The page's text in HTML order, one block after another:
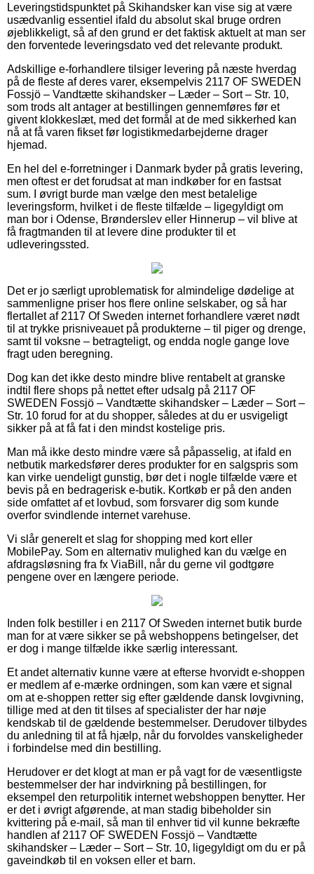
Leveringstidspunktet på Skihandsker kan vise sig at være
usædvanlig essentiel ifald du absolut skal bruge ordren
øjeblikkeligt, så af den grund er det faktisk aktuelt at man ser
den forventede leveringsdato ved det relevante produkt.
Adskillige e-forhandlere tilsiger levering på næste hverdag
på de fleste af deres varer, eksempelvis 2117 OF SWEDEN
Fossjö – Vandtætte skihandsker – Læder – Sort – Str. 10,
som trods alt antager at bestillingen gennemføres før et
givent klokkeslæt, med det formål at de med sikkerhed kan
nå at få varen fikset før logistikmedarbejderne drager
hjemad.
En hel del e-forretninger i Danmark byder på gratis levering,
men oftest er det forudsat at man indkøber for en fastsat
sum. I øvrigt burde man vælge den mest betalelige
leveringsform, hvilket i de fleste tilfælde – ligegyldigt om
man bor i Odense, Brønderslev eller Hinnerup – vil blive at
få fragtmanden til at levere dine produkter til et
udleveringssted.
Det er jo særligt uproblematisk for almindelige dødelige at
sammenligne priser hos flere online selskaber, og så har
flertallet af 2117 Of Sweden internet forhandlere været nødt
til at trykke prisniveauet på produkterne – til piger og drenge,
samt til voksne – betragteligt, og endda nogle gange love
fragt uden beregning.
Dog kan det ikke desto mindre blive rentabelt at granske
indtil flere shops på nettet efter udsalg på 2117 OF
SWEDEN Fossjö – Vandtætte skihandsker – Læder – Sort –
Str. 10 forud for at du shopper, således at du er usvigeligt
sikker på at få fat i den mindst kostelige pris.
Man må ikke desto mindre være så påpasselig, at ifald en
netbutik markedsfører deres produkter for en salgspris som
kan virke uendeligt gunstig, bør det i nogle tilfælde være et
bevis på en bedragerisk e-butik. Kortkøb er på den anden
side omfattet af et lovbud, som forsvarer dig som kunde
overfor svindlende internet varehuse.
Vi slår generelt et slag for shopping med kort eller
MobilePay. Som en alternativ mulighed kan du vælge en
afdragsløsning fra fx ViaBill, når du gerne vil godtgøre
pengene over en længere periode.
Inden folk bestiller i en 2117 Of Sweden internet butik burde
man for at være sikker se på webshoppens betingelser, det
er dog i mange tilfælde ikke særlig interessant.
Et andet alternativ kunne være at efterse hvorvidt e-shoppen
er medlem af e-mærke ordningen, som kan være et signal
om at e-shoppen retter sig efter gældende dansk lovgivning,
tillige med at den tit tilses af specialister der har nøje
kendskab til de gældende bestemmelser. Derudover tilbydes
du anledning til at få hjælp, når du forvoldes vanskeligheder
i forbindelse med din bestilling.
Herudover er det klogt at man er på vagt for de væsentligste
bestemmelser der har indvirkning på bestillingen, for
eksempel den returpolitik internet webshoppen benytter. Her
er det i øvrigt afgørende, at man stadig bibeholder sin
kvittering på e-mail, så man til enhver tid vil kunne bekræfte
handlen af 2117 OF SWEDEN Fossjö – Vandtætte
skihandsker – Læder – Sort – Str. 10, ligegyldigt om du er på
gaveindkøb til en voksen eller et barn.